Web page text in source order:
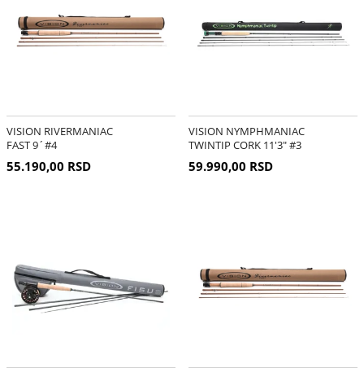
VISION RIVERMANIAC
FAST 9´#4
55.190,00 RSD
VISION NYMPHMANIAC
TWINTIP CORK 11'3" #3
59.990,00 RSD